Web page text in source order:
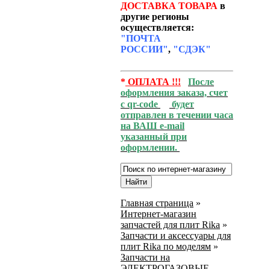
ДОСТАВКА ТОВАРА в
другие регионы
осуществляется:
"ПОЧТА
РОССИИ", "СДЭК"
* ОПЛАТА !!!
После
оформления заказа, счет
с qr-code
будет
отправлен в течении часа
на ВАШ e-mail
указанный при
оформлении.
Главная страница »
Интернет-магазин
запчастей для плит Rika »
Запчасти и аксессуары для
плит Rika по моделям »
Запчасти на